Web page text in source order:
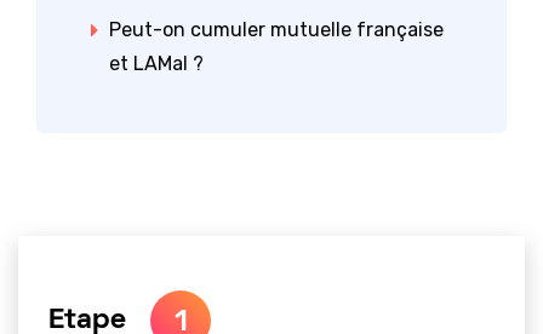
Peut-on cumuler mutuelle française
et LAMal ?
Etape 1